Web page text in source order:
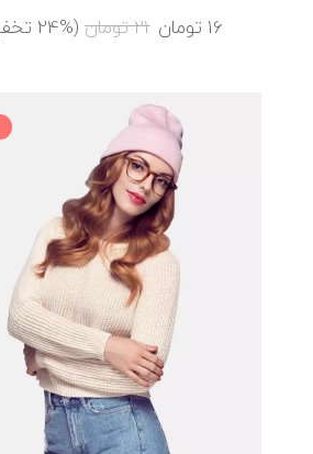
16 تومان 21تومان(24% تخفیف)